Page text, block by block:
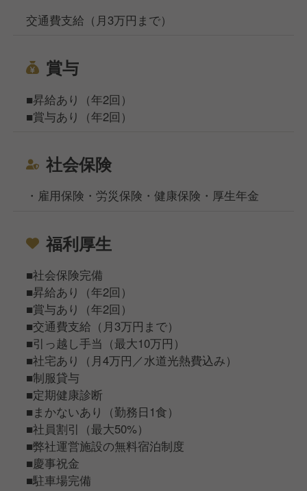
交通費支給（月3万円まで）
賞与
■昇給あり（年2回）
■賞与あり（年2回）
社会保険
・雇用保険・労災保険・健康保険・厚生年金
福利厚生
■社会保険完備
■昇給あり（年2回）
■賞与あり（年2回）
■交通費支給（月3万円まで）
■引っ越し手当（最大10万円）
■社宅あり（月4万円／水道光熱費込み）
■制服貸与
■定期健康診断
■まかないあり（勤務日1食）
■社員割引（最大50%）
■弊社運営施設の無料宿泊制度
■慶事祝金
■駐車場完備